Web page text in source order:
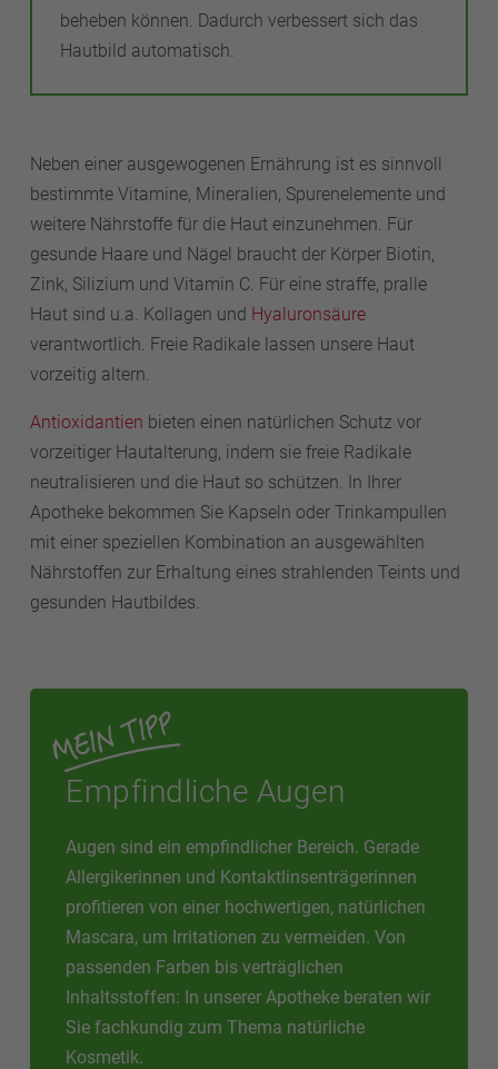
beheben können. Dadurch verbessert sich das
Hautbild automatisch.
Neben einer ausgewogenen Ernährung ist es sinnvoll
bestimmte Vitamine, Mineralien, Spurenelemente und
weitere Nährstoffe für die Haut einzunehmen. Für
gesunde Haare und Nägel braucht der Körper Biotin,
Zink, Silizium und Vitamin C. Für eine straffe, pralle
Haut sind u.a. Kollagen und Hyaluronsäure
verantwortlich. Freie Radikale lassen unsere Haut
vorzeitig altern.
Antioxidantien bieten einen natürlichen Schutz vor
vorzeitiger Hautalterung, indem sie freie Radikale
neutralisieren und die Haut so schützen. In Ihrer
Apotheke bekommen Sie Kapseln oder Trinkampullen
mit einer speziellen Kombination an ausgewählten
Nährstoffen zur Erhaltung eines strahlenden Teints und
gesunden Hautbildes.
Empfindliche Augen
Augen sind ein empfindlicher Bereich. Gerade
Allergikerinnen und Kontaktlinsenträgerinnen
profitieren von einer hochwertigen, natürlichen
Mascara, um Irritationen zu vermeiden. Von
passenden Farben bis verträglichen
Inhaltsstoffen: In unserer Apotheke beraten wir
Sie fachkundig zum Thema natürliche
Kosmetik.